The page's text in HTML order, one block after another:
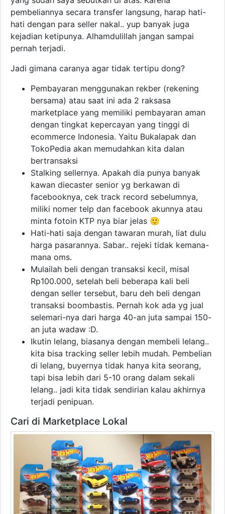
pembeliannya secara transfer langsung, harap hati-
hati dengan para seller nakal.. yup banyak juga
kejadian ketipunya. Alhamdulillah jangan sampai
pernah terjadi.
Jadi gimana caranya agar tidak tertipu dong?
Pembayaran menggunakan rekber (rekening
bersama) atau saat ini ada 2 raksasa
marketplace yang memiliki pembayaran aman
dengan tingkat kepercayan yang tinggi di
ecommerce Indonesia. Yaitu Bukalapak dan
TokoPedia akan memudahkan kita dalan
bertransaksi
Stalking sellernya. Apakah dia punya banyak
kawan diecaster senior yg berkawan di
facebooknya, cek track record sebelumnya,
miliki nomer telp dan facebook akunnya atau
minta fotoin KTP nya biar jelas 🙂
Hati-hati saja dengan tawaran murah, liat dulu
harga pasarannya. Sabar.. rejeki tidak kemana-
mana oms.
Mulailah beli dengan transaksi kecil, misal
Rp100.000, setelah beli beberapa kali beli
dengan seller tersebut, baru deh beli dengan
transaksi boombastis. Pernah kok ada yg jual
selemari-nya dari harga 40-an juta sampai 150-
an juta wadaw :D.
Ikutin lelang, biasanya dengan membeli lelang..
kita bisa tracking seller lebih mudah. Pembelian
di lelang, buyernya tidak hanya kita seorang,
tapi bisa lebih dari 5-10 orang dalam sekali
lelang.. jadi kita tidak sendirian kalau akhirnya
terjadi penipuan.
Cari di Marketplace Lokal